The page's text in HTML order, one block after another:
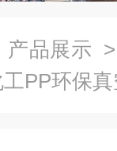
产品展示
PP环保